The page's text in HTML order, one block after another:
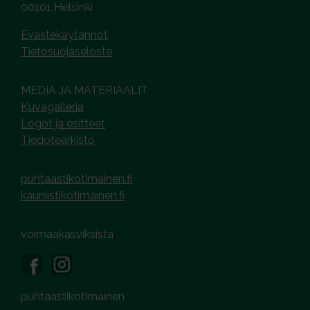
00101 Helsinki
Evästekäytännöt
Tietosuojaseloste
MEDIA JA MATERIAALIT
Kuvagalleria
Logot ja esitteet
Tiedotearkisto
puhtaastikotimainen.fi
kauniistikotimainen.fi
voimaakasviksista
puhtaastikotimainen